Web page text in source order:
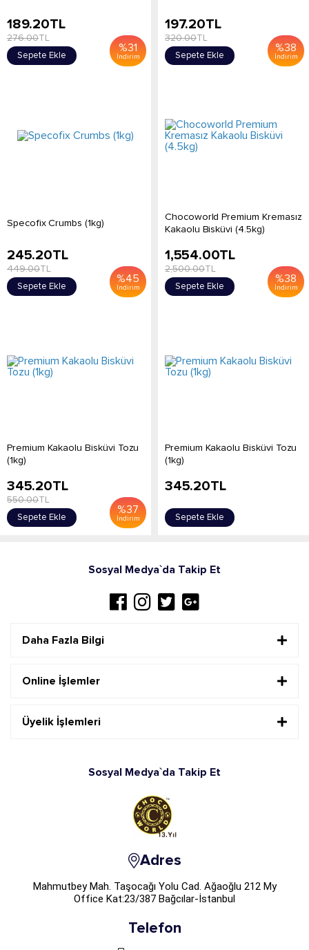
%31
İndirim
189.20TL
276.00TL
Sepete Ekle
%38
İndirim
197.20TL
320.00TL
Sepete Ekle
Specofix Crumbs (1kg)
%45
İndirim
245.20TL
449.00TL
Sepete Ekle
Chocoworld Premium Kremasız
Kakaolu Bisküvi (4.5kg)
%38
İndirim
1,554.00TL
2,500.00TL
Sepete Ekle
Premium Kakaolu Bisküvi Tozu
(1kg)
%37
İndirim
345.20TL
550.00TL
Sepete Ekle
Premium Kakaolu Bisküvi Tozu
(1kg)
345.20TL
Sepete Ekle
Sosyal Medya`da Takip Et
Daha Fazla Bilgi
Online İşlemler
Üyelik İşlemleri
Sosyal Medya`da Takip Et
Adres
Mahmutbey Mah. Taşocağı Yolu Cad. Ağaoğlu 212 My
Office Kat:23/387 Bağcılar-İstanbul
Telefon